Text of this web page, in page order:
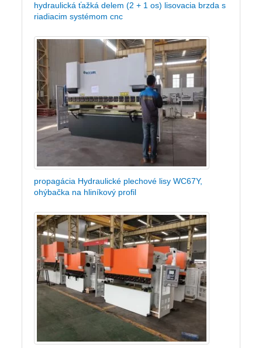
hydraulická ťažká delem (2 + 1 os) lisovacia brzda s
riadiacim systémom cnc
propagácia Hydraulické plechové lisy WC67Y,
ohýbačka na hliníkový profil